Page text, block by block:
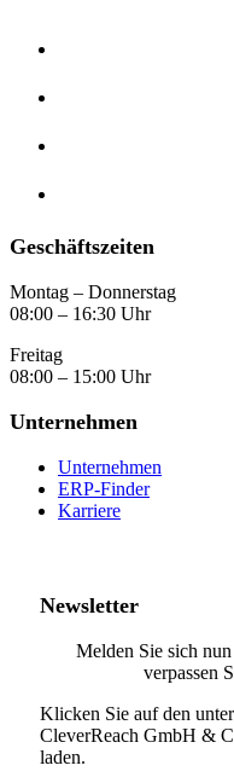
Geschäftszeiten
Montag – Donnerstag
08:00 – 16:30 Uhr
Freitag
08:00 – 15:00 Uhr
Unternehmen
Unternehmen
ERP-Finder
Karriere
Newsletter
Melden Sie sich
verpassen
Klicken Sie auf den
CleverReach GmbH &
laden.